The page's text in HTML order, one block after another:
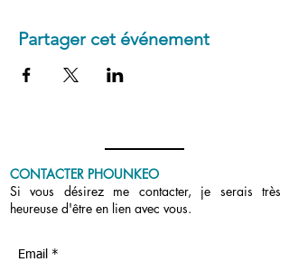
Partager cet événement
CONTACTER PHOUNKEO
Si vous désirez me contacter, je serais très
heureuse d'être en lien avec vous.
Email *